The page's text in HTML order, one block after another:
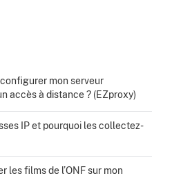
mon serveur
accès à distance ? (EZproxy)
IP et pourquoi les collectez-
les films de l’ONF sur mon